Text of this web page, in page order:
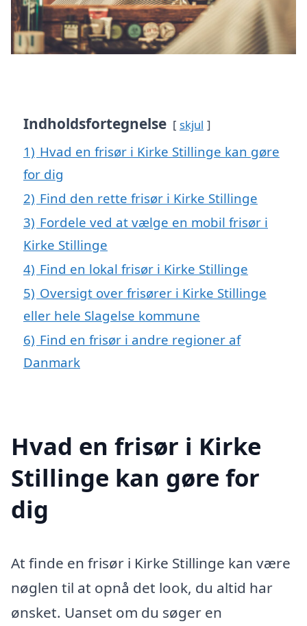
Indholdsfortegnelse skjul
1) Hvad en frisør i Kirke Stillinge kan gøre
for dig
2) Find den rette frisør i Kirke Stillinge
3) Fordele ved at vælge en mobil frisør i
Kirke Stillinge
4) Find en lokal frisør i Kirke Stillinge
5) Oversigt over frisører i Kirke Stillinge
eller hele Slagelse kommune
6) Find en frisør i andre regioner af
Danmark
Hvad en frisør i Kirke
Stillinge kan gøre for
dig
At finde en frisør i Kirke Stillinge kan være
nøglen til at opnå det look, du altid har
ønsket. Uanset om du søger en